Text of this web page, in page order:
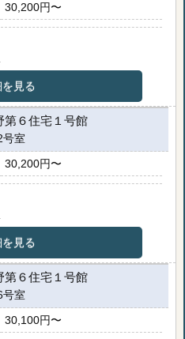
30,200円〜
見る
第６住宅１号館
号室
30,200円〜
見る
第６住宅１号館
号室
30,100円〜